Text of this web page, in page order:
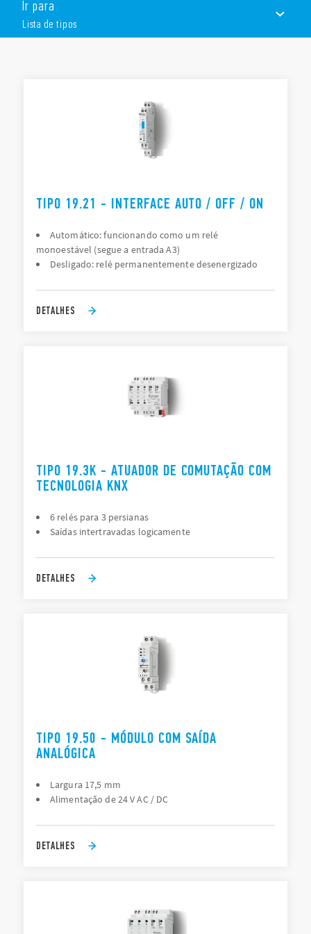
Características:
Visualização clara da sinalização ou da situação do
não está na posição “Auto”
Compacto: 2 larguras, 17.5 ou 35 mm
Ir para
Lista de tipos
TIPO 19.21 - INTERFACE AUTO / OFF / ON
Automático: funcionando como um relé
monoestável (segue a entrada A3)
Desligado: relé permanentemente desenergizado
DETALHES
TIPO 19.3K - ATUADOR DE COMUTAÇÃO COM
TECNOLOGIA KNX
6 relés para 3 persianas
Saídas intertravadas logicamente
DETALHES
TIPO 19.50 - MÓDULO COM SAÍDA
ANALÓGICA
Largura 17,5 mm
Alimentação de 24 V AC / DC
DETALHES